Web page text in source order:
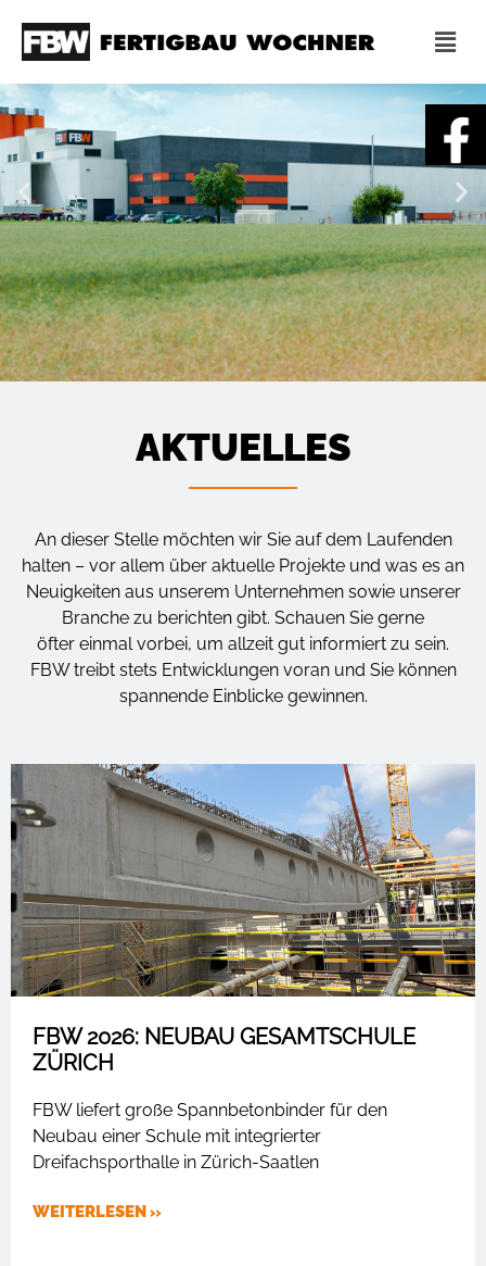
AKTUELLES
An dieser Stelle möchten wir Sie auf dem Laufenden
halten – vor allem über aktuelle Projekte und was es an
Neuigkeiten aus unserem Unternehmen sowie unserer
Branche zu berichten gibt. Schauen Sie gerne
öfter einmal vorbei, um allzeit gut informiert zu sein.
FBW treibt stets Entwicklungen voran und Sie können
spannende Einblicke gewinnen.
FBW 2026: NEUBAU GESAMTSCHULE
ZÜRICH
FBW liefert große Spannbetonbinder für den
Neubau einer Schule mit integrierter
Dreifachsporthalle in Zürich-Saatlen
WEITERLESEN »